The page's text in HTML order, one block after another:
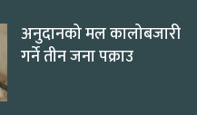
अनुदानको मल कालोबजारी
गर्ने तीन जना पक्राउ